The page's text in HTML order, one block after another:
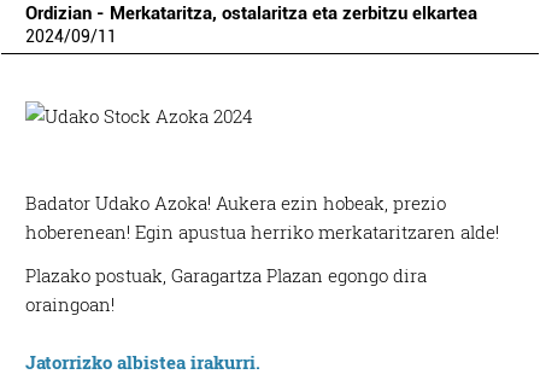
Ordizian - Merkataritza, ostalaritza eta zerbitzu elkartea
2024/09/11
Badator Udako Azoka! Aukera ezin hobeak, prezio
hoberenean! Egin apustua herriko merkataritzaren alde!
Plazako postuak, Garagartza Plazan egongo dira
oraingoan!
Jatorrizko albistea irakurri.